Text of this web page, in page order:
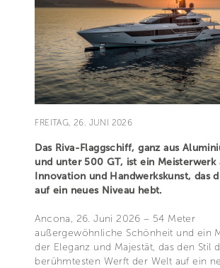
FREITAG, 26. JUNI 2026
Das Riva-Flaggschiff, ganz aus
und unter 500 GT, ist ein Meisterwerk
Innovation und Handwerkskunst, das
auf ein neues Niveau hebt.
Ancona, 26. Juni 2026 – 54 Meter
außergewöhnliche Schönheit und ein
der Eleganz und Majestät, das den Stil
berühmtesten Werft der Welt auf ein